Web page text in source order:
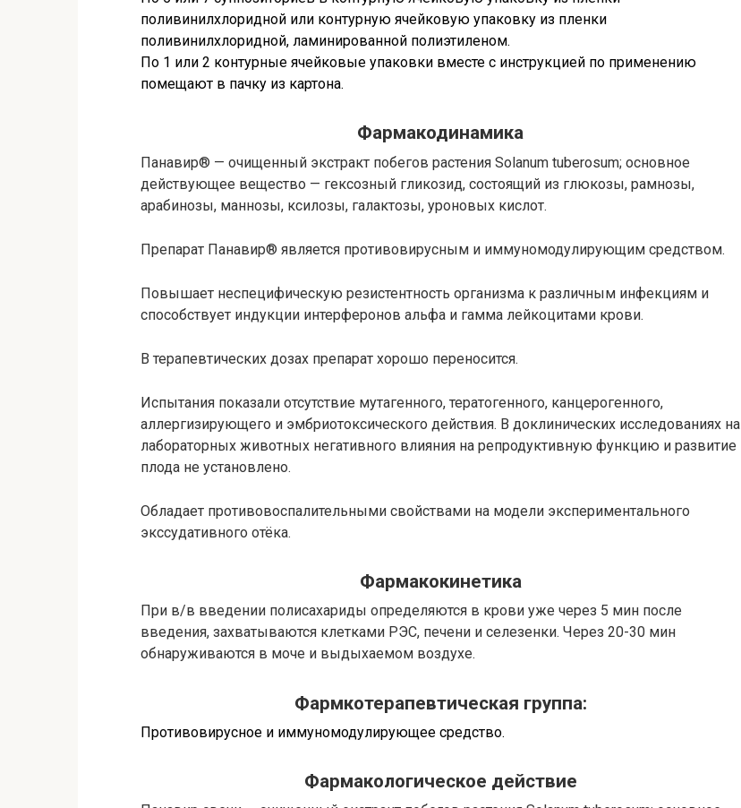
поливинилхлоридной или контурную ячейковую упаковку из пленки
поливинилхлоридной, ламинированной полиэтиленом.
По 1 или 2 контурные ячейковые упаковки вместе с инструкцией по применению
помещают в пачку из картона.
Фармакодинамика
Панавир® — очищенный экстракт побегов растения Solanum tuberosum; основное
действующее вещество — гексозный гликозид, состоящий из глюкозы, рамнозы,
арабинозы, маннозы, ксилозы, галактозы, уроновых кислот.
Препарат Панавир® является противовирусным и иммуномодулирующим средством.
Повышает неспецифическую резистентность организма к различным инфекциям и
способствует индукции интерферонов альфа и гамма лейкоцитами крови.
В терапевтических дозах препарат хорошо переносится.
Испытания показали отсутствие мутагенного, тератогенного, канцерогенного,
аллергизирующего и эмбриотоксического действия. В доклинических исследованиях на
лабораторных животных негативного влияния на репродуктивную функцию и развитие
плода не установлено.
Обладает противовоспалительными свойствами на модели экспериментального
экссудативного отёка.
Фармакокинетика
При в/в введении полисахариды определяются в крови уже через 5 мин после
введения, захватываются клетками РЭС, печени и селезенки. Через 20-30 мин
обнаруживаются в моче и выдыхаемом воздухе.
Фармкотерапевтическая группа:
Противовирусное и иммуномодулирующее средство.
Фармакологическое действие